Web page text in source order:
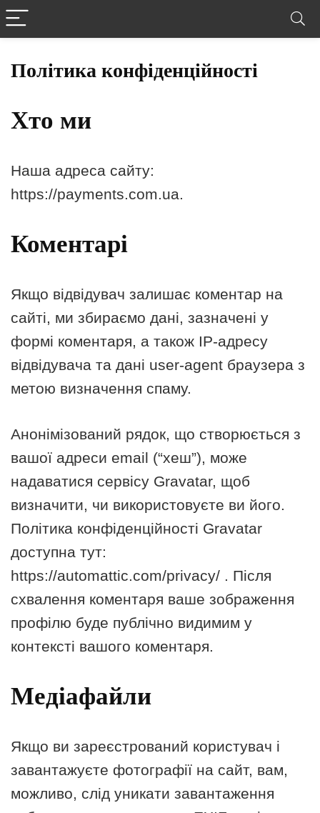
Політика конфіденційності
Хто ми
Наша адреса сайту:
https://payments.com.ua.
Коментарі
Якщо відвідувач залишає коментар на
сайті, ми збираємо дані, зазначені у
формі коментаря, а також IP-адресу
відвідувача та дані user-agent браузера з
метою визначення спаму.
Анонімізований рядок, що створюється з
вашої адреси email (“хеш”), може
надаватися сервісу Gravatar, щоб
визначити, чи використовуєте ви його.
Політика конфіденційності Gravatar
доступна тут:
https://automattic.com/privacy/ . Після
схвалення коментаря ваше зображення
профілю буде публічно видимим у
контексті вашого коментаря.
Медіафайли
Якщо ви зареєстрований користувач і
завантажуєте фотографії на сайт, вам,
можливо, слід уникати завантаження